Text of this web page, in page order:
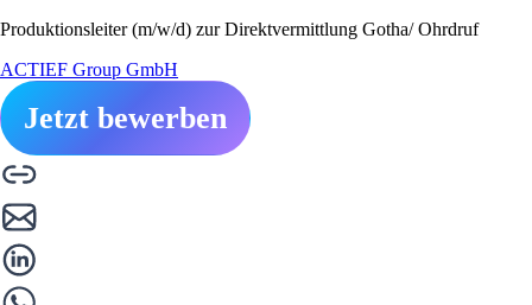
Produktionsleiter (m/w/d) zur Direktvermittlung Gotha/ Ohrdruf
ACTIEF Group GmbH
Jetzt bewerben